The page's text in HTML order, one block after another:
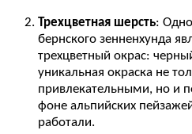
Трехцветная шерсть:
бернского зенненхунда
трехцветный окрас:
уникальная окраска не
привлекательными, но и
фоне альпийских
работали.